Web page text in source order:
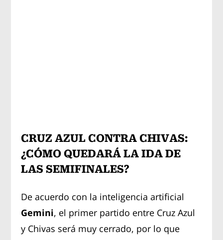
CRUZ AZUL CONTRA CHIVAS:
¿CÓMO QUEDARÁ LA IDA DE
LAS SEMIFINALES?
De acuerdo con la inteligencia artificial
Gemini, el primer partido entre Cruz Azul
y Chivas será muy cerrado, por lo que